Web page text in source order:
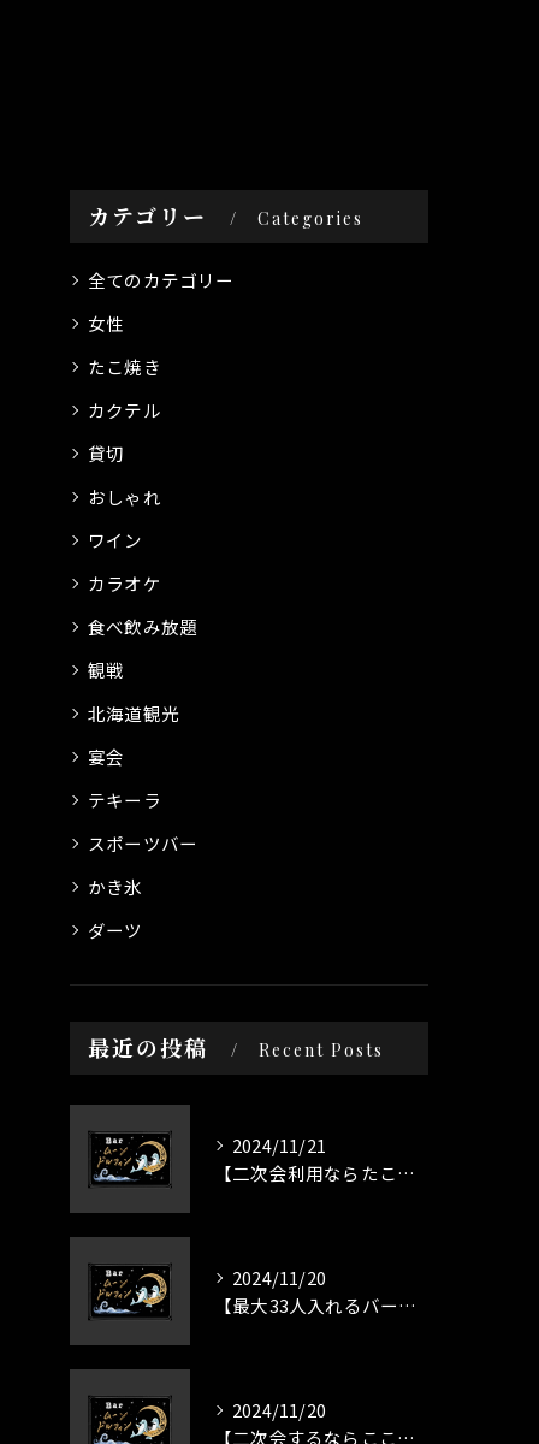
カテゴリー Categories
全てのカテゴリー
女性
たこ焼き
カクテル
貸切
おしゃれ
ワイン
カラオケ
食べ飲み放題
観戦
北海道観光
宴会
テキーラ
スポーツバー
かき氷
ダーツ
最近の投稿 Recent Posts
2024/11/21
【二次会利用ならたこ焼きバーで】すすきののたこ焼きBARムーンドルフィン
2024/11/20
【最大33人入れるバー】たこ焼きバー・ムーンドルフィン
2024/11/20
【二次会するならここ】たこ焼きバー・ムーンドルフィン